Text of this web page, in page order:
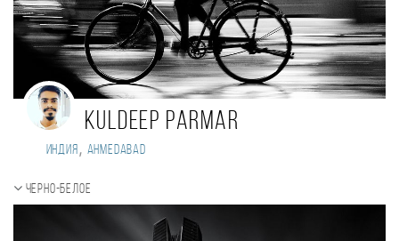
Kuldeep Parmar
Индия , Ahmedabad
Черно-белое